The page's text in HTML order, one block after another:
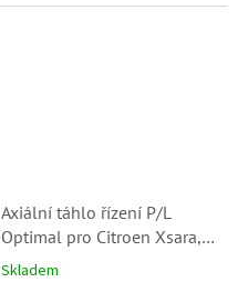
Axiální táhlo řízení P/L
Optimal pro Citroen Xsara,
ZX a Berlingo (3812C0)
Skladem